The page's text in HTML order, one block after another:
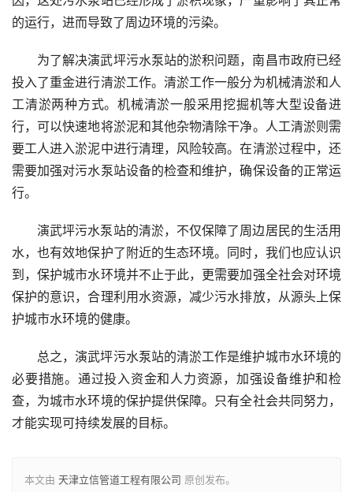
的运行，进而导致了周边环境的污染。
为了解决演武坪污水泵站的淤积问题，南昌市政府已经
投入了重金进行清淤工作。清淤工作一般分为机械清淤和人
工清淤两种方式。机械清淤一般采用挖掘机等大型设备进
行，可以快速地将淤泥和其他杂物清除干净。人工清淤则需
要工人进入淤泥中进行清理，风险较高。在清淤过程中，还
需要加强对污水泵站设备的检查和维护，确保设备的正常运
行。
演武坪污水泵站的清淤，不仅保障了周边居民的生活用
水，也有效地保护了附近的生态环境。同时，我们也应认识
到，保护城市水环境并不止于此，更需要加强全社会对环境
保护的意识，合理利用水资源，减少污水排放，从源头上保
护城市水环境的健康。
总之，演武坪污水泵站的清淤工作是维护城市水环境的
必要措施。通过投入资金和人力资源，加强设备维护和检
查，为城市水环境的保护提供保障。只有全社会共同努力，
才能实现可持续发展的目标。
本文由 天津立信管道工程有限公司 原创发布。